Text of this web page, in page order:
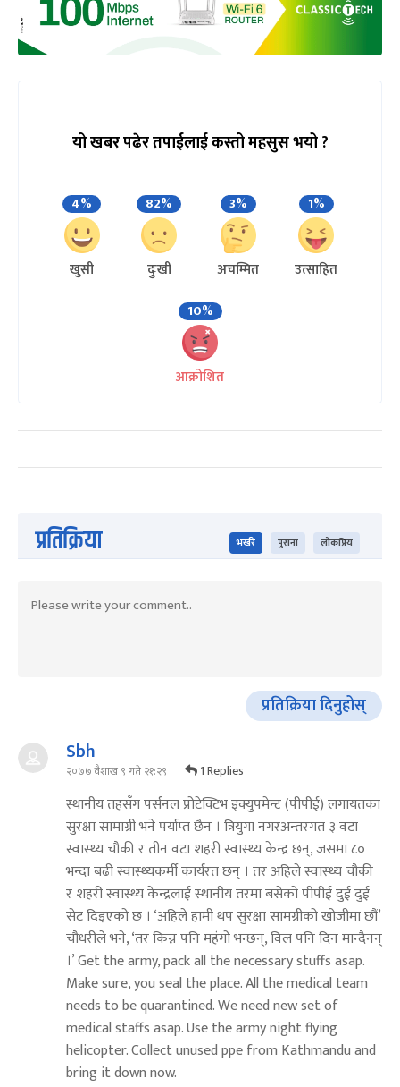
यो खबर पढेर तपाईलाई कस्तो महसुस भयो ?
4%
खुसी
82%
दुःखी
3%
अचम्मित
1%
उत्साहित
10%
आक्रोशित
प्रतिक्रिया भर्खरै पुराना लोकप्रिय
प्रतिक्रिया दिनुहोस्
Sbh
२०७७ वैशाख ९ गते २१:२९ 1 Replies
स्थानीय तहसँग पर्सनल प्रोटेक्टिभ इक्युपमेन्ट (पीपीई) लगायतका
सुरक्षा सामाग्री भने पर्याप्त छैन । त्रियुगा नगरअन्तरगत ३ वटा
स्वास्थ्य चौकी र तीन वटा शहरी स्वास्थ्य केन्द्र छन्, जसमा ८०
भन्दा बढी स्वास्थ्यकर्मी कार्यरत छन् । तर अहिले स्वास्थ्य चौकी
र शहरी स्वास्थ्य केन्द्रलाई स्थानीय तरमा बसेको पीपीई दुई दुई
सेट दिइएको छ । ‘अहिले हामी थप सुरक्षा सामग्रीको खोजीमा छौं’
चौधरीले भने, ‘तर किन्न पनि महंगो भन्छन्, विल पनि दिन मान्दैनन्
।’ Get the army, pack all the necessary stuffs asap.
Make sure, you seal the place. All the medical team
needs to be quarantined. We need new set of
medical staffs asap. Use the army night flying
helicopter. Collect unused ppe from Kathmandu and
bring it down now.